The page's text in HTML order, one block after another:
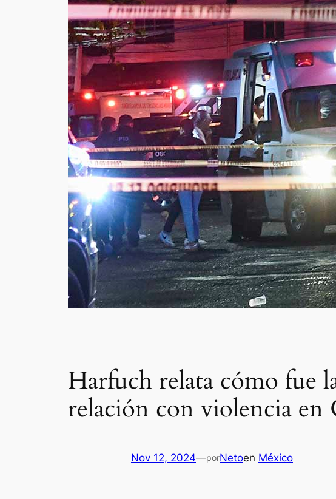
Harfuch relata cómo fue
relación con violencia en
Nov 12, 2024—porNetoen México